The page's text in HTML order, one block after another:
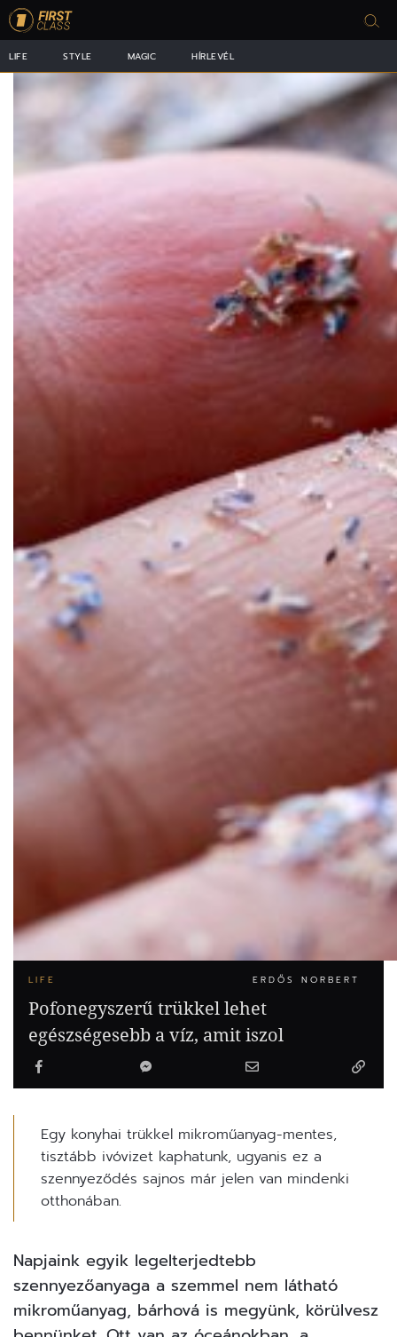
LIFE STYLE MAGIC HÍRLEVÉL
LIFE ERDŐS NORBERT
Pofonegyszerű trükkel lehet
egészségesebb a víz, amit iszol
Egy konyhai trükkel mikroműanyag-mentes,
tisztább ivóvizet kaphatunk, ugyanis ez a
szennyeződés sajnos már jelen van mindenki
otthonában.
Napjaink egyik legelterjedtebb
szennyezőanyaga a szemmel nem látható
mikroműanyag, bárhová is megyünk, körülvesz